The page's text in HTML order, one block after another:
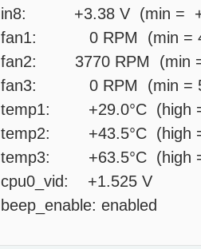
in8: +3.38 V (min =
fan1: 0 RPM (min =
fan2: 3770 RPM (min =
fan3: 0 RPM (min =
temp1: +29.0°C (high =
temp2: +43.5°C (high =
temp3: +63.5°C (high =
cpu0_vid: +1.525 V
beep_enable: enabled